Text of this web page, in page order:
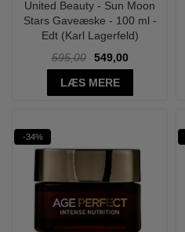
United Beauty - Sun Moon
Stars Gaveæske - 100 ml -
Edt (Karl Lagerfeld)
595,00
549,00
LÆS MERE
-34%